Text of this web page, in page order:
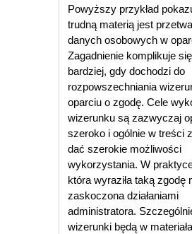
Powyższy przykład
trudną materią jest
danych osobowych w
Zagadnienie komplikuje
bardziej, gdy dochodzi do
rozpowszechniania
oparciu o zgodę. Cele
wizerunku są zazwyczaj
szeroko i ogólnie w treści
dać szerokie możliwości
wykorzystania. W
która wyraziła taką zgodę
zaskoczona działaniami
administratora.
wizerunki będą w